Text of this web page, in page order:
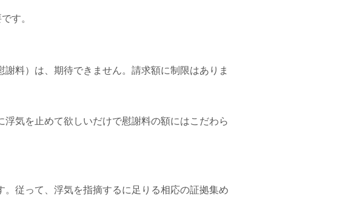
す。
料）は、期待できません。請求額に制限はありま
気を止めて欲しいだけで慰謝料の額にはこだわら
従って、浮気を指摘するに足りる相応の証拠集め